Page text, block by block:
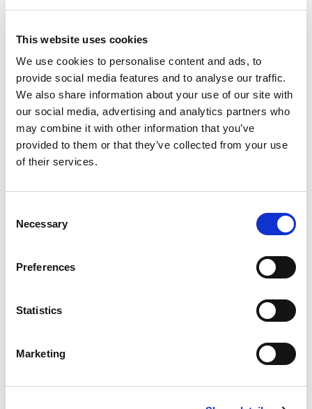
This website uses cookies
We use cookies to personalise content and ads, to
provide social media features and to analyse our traffic.
We also share information about your use of our site with
our social media, advertising and analytics partners who
may combine it with other information that you’ve
provided to them or that they’ve collected from your use
of their services.
Selection
Necessary
Preferences
Statistics
Marketing
technique
Adaptation permanente aux lois en vigueur
Support rapide et professionnel
Assuré par des personnes expertes dans
Accès 24/7 à la plate-forme de support en